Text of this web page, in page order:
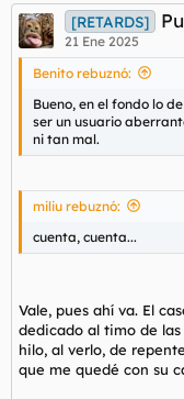
[RETARDS]
21 Ene 2025
Benito rebuznó:
Bueno, en el fondo lo
ser un usuario
ni tan mal.
miliu rebuznó:
cuenta, cuenta...
Vale, pues ahí va. El
dedicado al timo de
hilo, al verlo, de
que me quedé con su